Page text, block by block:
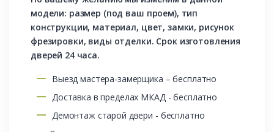
модели: размер (под ваш проем), тип
конструкции, материал, цвет, замки, рисунок
фрезировки, виды отделки. Срок изготовления
дверей 24 часа.
Выезд мастера-замерщика – бесплатно
Доставка в пределах МКАД - бесплатно
Демонтаж старой двери - бесплатно